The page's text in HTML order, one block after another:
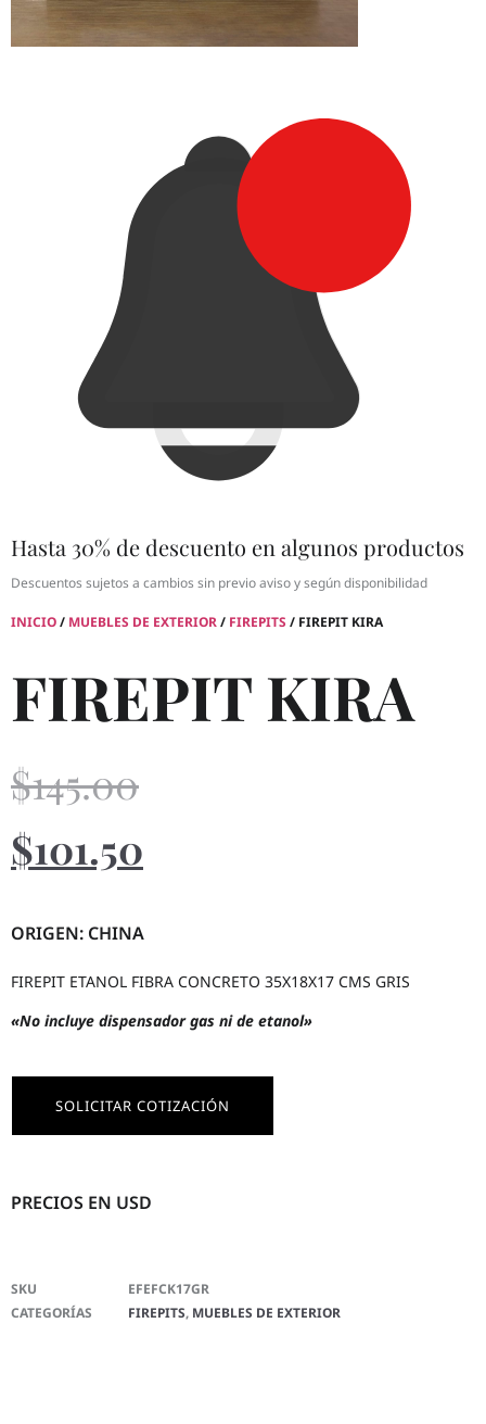
Hasta 30% de descuento en algunos productos
Descuentos sujetos a cambios sin previo aviso y según disponibilidad
INICIO/ MUEBLES DE EXTERIOR/ FIREPITS / FIREPIT KIRA
FIREPIT KIRA
$145.00
$101.50
ORIGEN: CHINA
FIREPIT ETANOL FIBRA CONCRETO 35X18X17 CMS GRIS
«No incluye dispensador gas ni de etanol»
SOLICITAR COTIZACIÓN
PRECIOS EN USD
SKU
EFEFCK17GR
CATEGORÍAS
FIREPITS, MUEBLES DE EXTERIOR